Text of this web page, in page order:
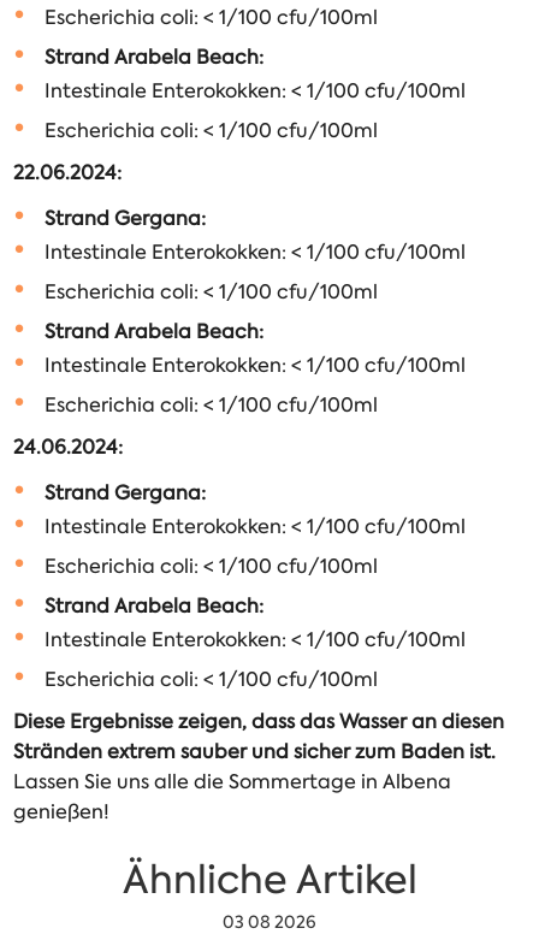
Escherichia coli: < 1/100 cfu/100ml
Strand Arabela Beach:
Intestinale Enterokokken: < 1/100 cfu/100ml
Escherichia coli: < 1/100 cfu/100ml
22.06.2024:
Strand Gergana:
Intestinale Enterokokken: < 1/100 cfu/100ml
Escherichia coli: < 1/100 cfu/100ml
Strand Arabela Beach:
Intestinale Enterokokken: < 1/100 cfu/100ml
Escherichia coli: < 1/100 cfu/100ml
24.06.2024:
Strand Gergana:
Intestinale Enterokokken: < 1/100 cfu/100ml
Escherichia coli: < 1/100 cfu/100ml
Strand Arabela Beach:
Intestinale Enterokokken: < 1/100 cfu/100ml
Escherichia coli: < 1/100 cfu/100ml
Diese Ergebnisse zeigen, dass das Wasser an diesen
Stränden extrem sauber und sicher zum Baden ist.
Lassen Sie uns alle die Sommertage in Albena
genießen!
Ähnliche Artikel
03 08 2026